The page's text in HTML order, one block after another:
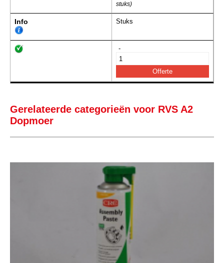
stuks)
Info Stuks
-
Gerelateerde categorieën voor RVS A2
Dopmoer